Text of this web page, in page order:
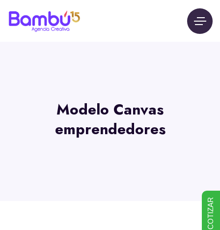
Modelo Canvas
emprendedores
COTIZAR